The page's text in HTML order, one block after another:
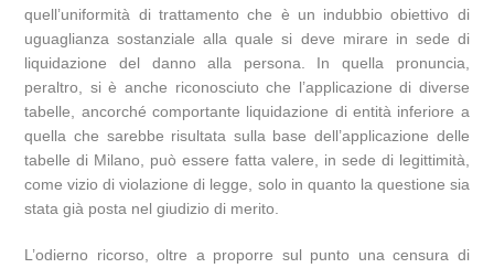
quell’uniformità di trattamento che è un indubbio obiettivo di
uguaglianza sostanziale alla quale si deve mirare in sede di
liquidazione del danno alla persona. In quella pronuncia,
peraltro, si è anche riconosciuto che l’applicazione di diverse
tabelle, ancorché comportante liquidazione di entità inferiore a
quella che sarebbe risultata sulla base dell’applicazione delle
tabelle di Milano, può essere fatta valere, in sede di legittimità,
come vizio di violazione di legge, solo in quanto la questione sia
stata già posta nel giudizio di merito.
L’odierno ricorso, oltre a proporre sul punto una censura di